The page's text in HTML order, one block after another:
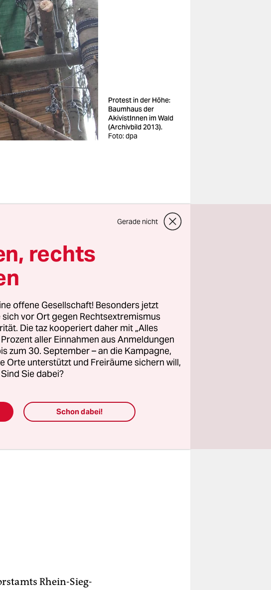
Protest in der Höhe:
Baumhaus der
AkivistInnen im Wald
(Archivbild 2013).
Foto: dpa
hat die Polizei am
in Gewahrsam
es um eine
die
während des
wurden
entlassen.
, um gegen
kommt es
ist das Essener
will.
Rhein-Sieg-
Gerade nicht
rechts
offene Gesellschaft! Besonders jetzt
vor Ort gegen Rechtsextremismus
Die taz kooperiert daher mit „Alles
aller Einnahmen aus Anmeldungen
zum 30. September – an die Kampagne,
Orte unterstützt und Freiräume sichern will,
Sie dabei?
Schon dabei!